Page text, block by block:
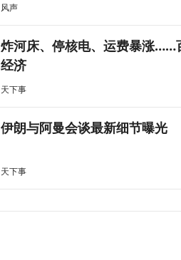
风声
炸河床、停核电、运费暴涨……
经济
天下事
伊朗与阿曼会谈最新细节曝光
天下事